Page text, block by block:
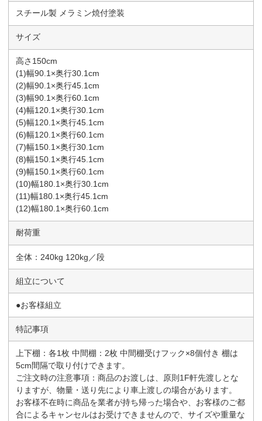
スチール製 メラミン焼付塗装
サイズ
高さ150cm
(1)幅90.1×奥行30.1cm
(2)幅90.1×奥行45.1cm
(3)幅90.1×奥行60.1cm
(4)幅120.1×奥行30.1cm
(5)幅120.1×奥行45.1cm
(6)幅120.1×奥行60.1cm
(7)幅150.1×奥行30.1cm
(8)幅150.1×奥行45.1cm
(9)幅150.1×奥行60.1cm
(10)幅180.1×奥行30.1cm
(11)幅180.1×奥行45.1cm
(12)幅180.1×奥行60.1cm
耐荷重
全体：240kg 120kg／段
組立について
●お客様組立
特記事項
上下棚：各1枚 中間棚：2枚 中間棚受けフック×8個付き 棚は
5cm間隔で取り付けできます。
ご注文時の注意事項：商品のお渡しは、原則1F軒先渡しとな
りますが、物量・送り先により車上渡しの場合があります。
お客様不在時に商品を業者が持ち帰った場合や、お客様のご都
合によるキャンセルはお受けできませんので、サイズや重量な